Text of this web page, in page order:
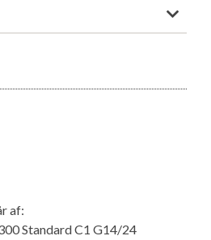
af:
Standard C1 G14/24